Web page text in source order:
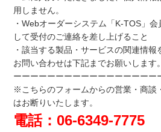
用しません。
・Webオーダーシステム「K-TOS」
して受付のご連絡を差し上げること
・該当する製品・サービスの関連情報
お問い合わせは下記までお願いします。
ーーーーーーーーーーーーーーーーー
※こちらのフォームからの営業・商談
はお断りいたします。
電話：06-6349-7775